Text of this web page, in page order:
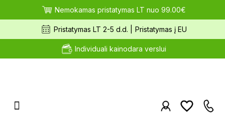
Nemokamas pristatymas LT nuo 99.00€
Pristatymas LT 2-5 d.d. | Pristatymas į EU
Individuali kainodara verslui